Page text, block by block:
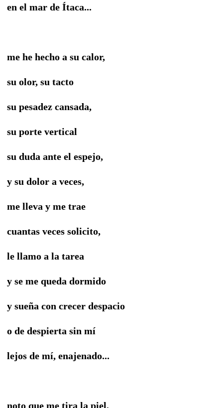
en el mar de Ítaca...
me he hecho a su calor,
su olor, su tacto
su pesadez cansada,
su porte vertical
su duda ante el espejo,
y su dolor a veces,
me lleva y me trae
cuantas veces solicito,
le llamo a la tarea
y se me queda dormido
y sueña con crecer despacio
o de despierta sin mí
lejos de mí, enajenado...
noto que me tira la piel,